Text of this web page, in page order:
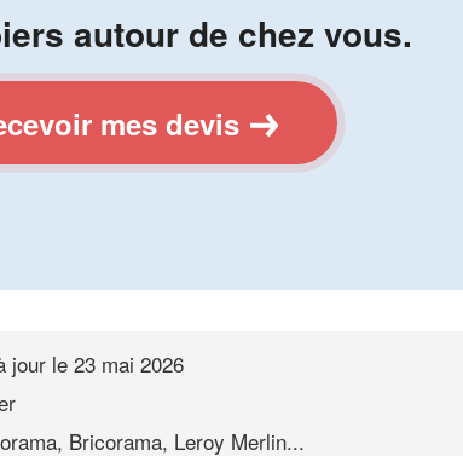
autour de chez vous.
mes devis
jour le 23 mai 2026
Bricorama, Leroy Merlin...